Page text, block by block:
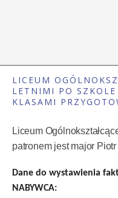
LICEUM
LETNIMI PO SZKOLE
KLASAMI
Liceum
patronem jest major
Dane do wystawienia
NABYWCA: